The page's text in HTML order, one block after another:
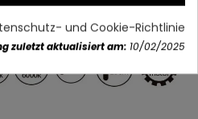
und Cookie-Richtlinie
zuletzt aktualisiert am: 10/02/2025